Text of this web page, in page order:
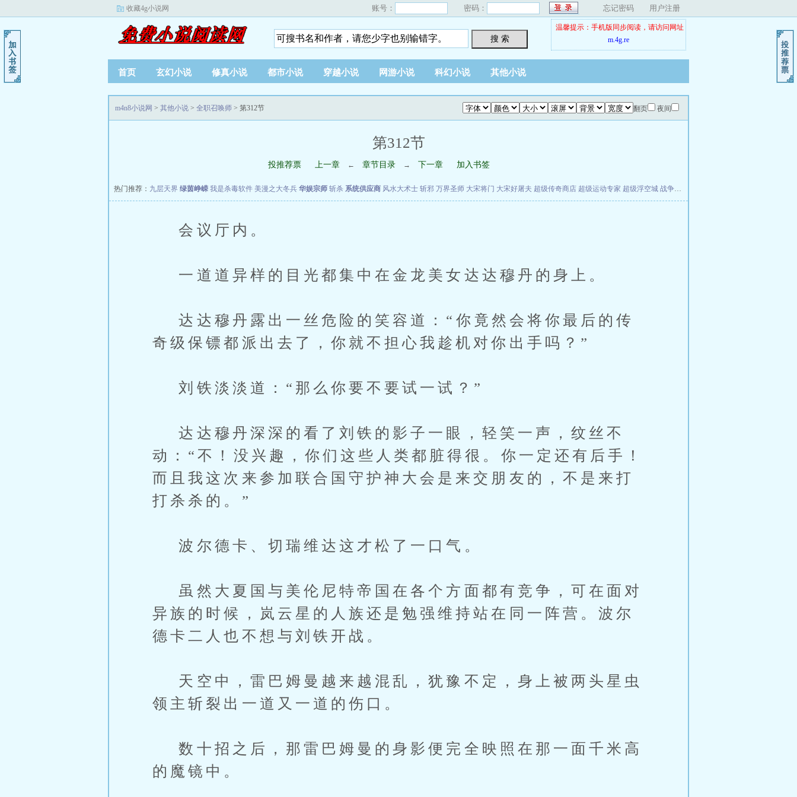
收藏4g小说网 账号： 密码： 忘记密码 用户注册
搜 索
温馨提示：手机版同步阅读，请访问网址
m.4g.re
首页 玄幻小说 修真小说 都市小说 穿越小说 网游小说 科幻小说 其他小说
翻页 夜间
m4n8小说网 > 其他小说 > 全职召唤师 > 第312节
第312节
投推荐票 上一章 ← 章节目录 → 下一章 加入书签
热门推荐： 九层天界 绿茵峥嵘 我是杀毒软件 美漫之大冬兵 华娱宗师 斩杀 系统供应商 风水大术士 斩邪 万界圣师 大宋将门 大宋好屠夫 超级传奇商店 超级运动专家 超级浮空城 战争天堂
会议厅内。
一道道异样的目光都集中在金龙美女达达穆丹的身上。
达达穆丹露出一丝危险的笑容道：“你竟然会将你最后的传
奇级保镖都派出去了，你就不担心我趁机对你出手吗？”
刘铁淡淡道：“那么你要不要试一试？”
达达穆丹深深的看了刘铁的影子一眼，轻笑一声，纹丝不
动：“不！没兴趣，你们这些人类都脏得很。你一定还有后手！
而且我这次来参加联合国守护神大会是来交朋友的，不是来打
打杀杀的。”
波尔德卡、切瑞维达这才松了一口气。
虽然大夏国与美伦尼特帝国在各个方面都有竞争，可在面对
异族的时候，岚云星的人族还是勉强维持站在同一阵营。波尔
德卡二人也不想与刘铁开战。
天空中，雷巴姆曼越来越混乱，犹豫不定，身上被两头星虫
领主斩裂出一道又一道的伤口。
数十招之后，那雷巴姆曼的身影便完全映照在那一面千米高
的魔镜中。